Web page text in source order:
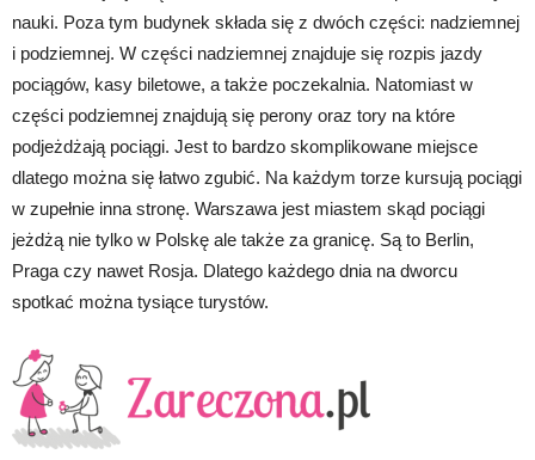
nauki. Poza tym budynek składa się z dwóch części: nadziemnej
i podziemnej. W części nadziemnej znajduje się rozpis jazdy
pociągów, kasy biletowe, a także poczekalnia. Natomiast w
części podziemnej znajdują się perony oraz tory na które
podjeżdżają pociągi. Jest to bardzo skomplikowane miejsce
dlatego można się łatwo zgubić. Na każdym torze kursują pociągi
w zupełnie inna stronę. Warszawa jest miastem skąd pociągi
jeżdżą nie tylko w Polskę ale także za granicę. Są to Berlin,
Praga czy nawet Rosja. Dlatego każdego dnia na dworcu
spotkać można tysiące turystów.